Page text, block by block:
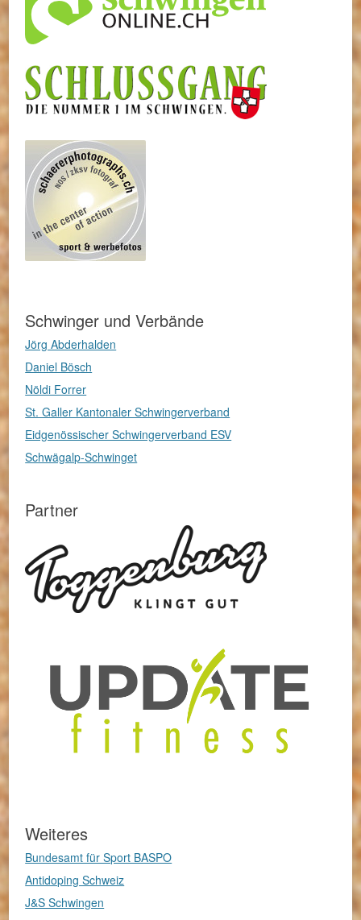
Schwinger und Verbände
Jörg Abderhalden
Daniel Bösch
Nöldi Forrer
St. Galler Kantonaler Schwingerverband
Eidgenössischer Schwingerverband ESV
Schwägalp-Schwinget
Partner
Weiteres
Bundesamt für Sport BASPO
Antidoping Schweiz
J&S Schwingen